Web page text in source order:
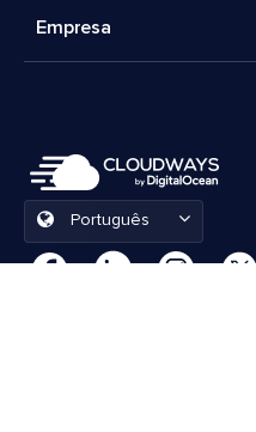
Empresa
Português